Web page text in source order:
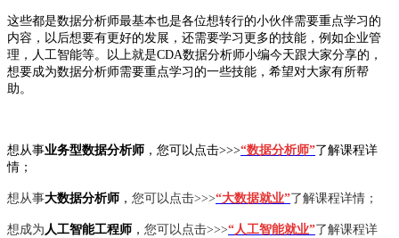
这些都是数据分析师最基本也是各位想转行的小伙伴需要重点学习的
内容，以后想要有更好的发展，还需要学习更多的技能，例如企业管
理，人工智能等。以上就是CDA数据分析师小编今天跟大家分享的，
想要成为数据分析师需要重点学习的一些技能，希望对大家有所帮
助。
想从事业务型数据分析师 ，您可以点击>>>“数据分析师”了解课程详
情；
想从事大数据分析师 ， 您可以点击>>>“大数据就业”了解课程详情；
想成为 人工智能工程师 ， 您可以点击>>>“人工智能就业”了解课程详